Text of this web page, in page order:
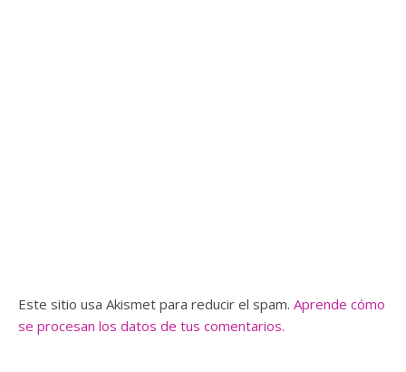
Este sitio usa Akismet para reducir el spam. Aprende cómo
se procesan los datos de tus comentarios.